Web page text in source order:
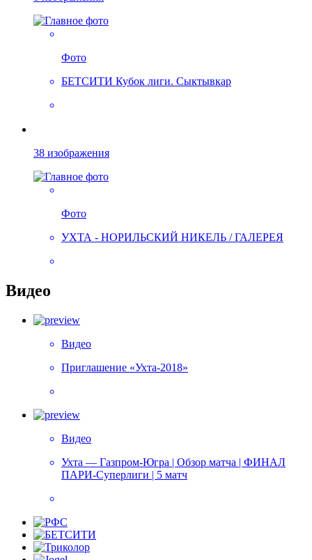
Фото
БЕТСИТИ Кубок лиги. Сыктывкар
38 изображения
Фото
УХТА - НОРИЛЬСКИЙ НИКЕЛЬ / ГАЛЕРЕЯ
Видео
Видео
Приглашение «Ухта-2018»
Видео
Ухта — Газпром-Югра | Обзор матча | ФИНАЛ
ПАРИ-Суперлиги | 5 матч